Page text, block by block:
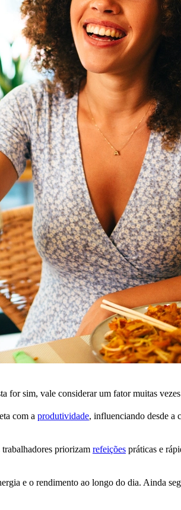
for sim, vale considerar um fator muitas
com a produtividade, influenciando desde a
priorizam refeições práticas e
e o rendimento ao longo do dia. Ainda